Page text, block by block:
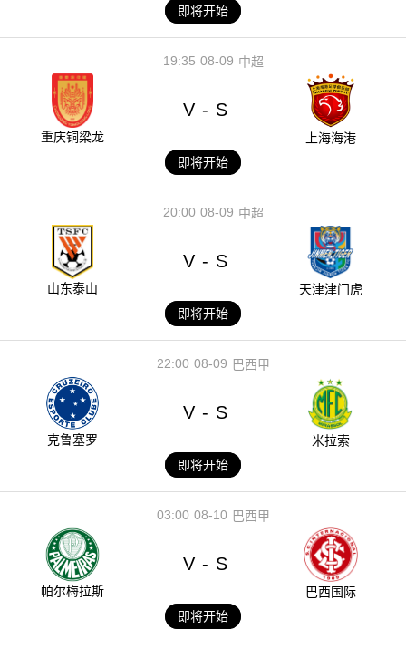
即将开始
08-09
19:35 中超
重庆铜梁龙
V - S
上海海港
即将开始
08-09
20:00 中超
山东泰山
V - S
天津津门虎
即将开始
08-09
22:00 巴西甲
克鲁塞罗
V - S
米拉索
即将开始
08-10
03:00 巴西甲
帕尔梅拉斯
V - S
巴西国际
即将开始